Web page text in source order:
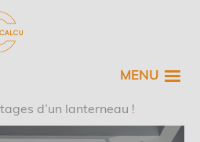
MENU
d’un lanterneau !